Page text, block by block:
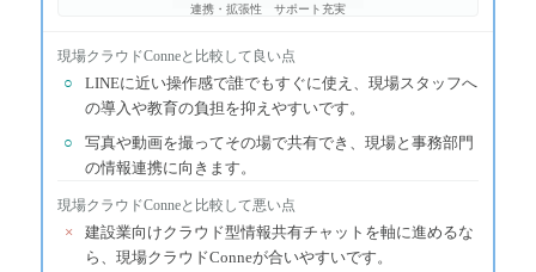
サポート充実
連携・拡張性
現場クラウドConneと比較して良い点
○
LINEに近い操作感で誰でもすぐに使え、現場スタッフへ
の導入や教育の負担を抑えやすいです。
○
写真や動画を撮ってその場で共有でき、現場と事務部門
の情報連携に向きます。
現場クラウドConneと比較して悪い点
×
建設業向けクラウド型情報共有チャットを軸に進めるな
ら、現場クラウドConneが合いやすいです。